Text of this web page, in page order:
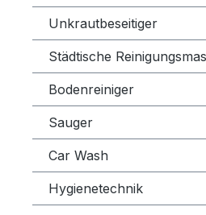
Unkrautbeseitiger
Städtische
Bodenreiniger
Sauger
Car Wash
Hygienetechnik